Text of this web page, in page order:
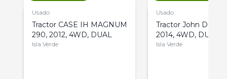
Usado
Tractor CASE IH MAGNUM
290, 2012, 4WD, DUAL
Isla Verde
Usado
Tractor John Deere
2014, 4WD, DUAL
Isla Verde